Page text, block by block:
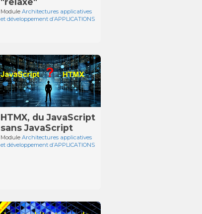
ModuleArchitectures applicatives
et développement d’APPLICATIONS
HTMX, du JavaScript
sans JavaScript
ModuleArchitectures applicatives
et développement d’APPLICATIONS